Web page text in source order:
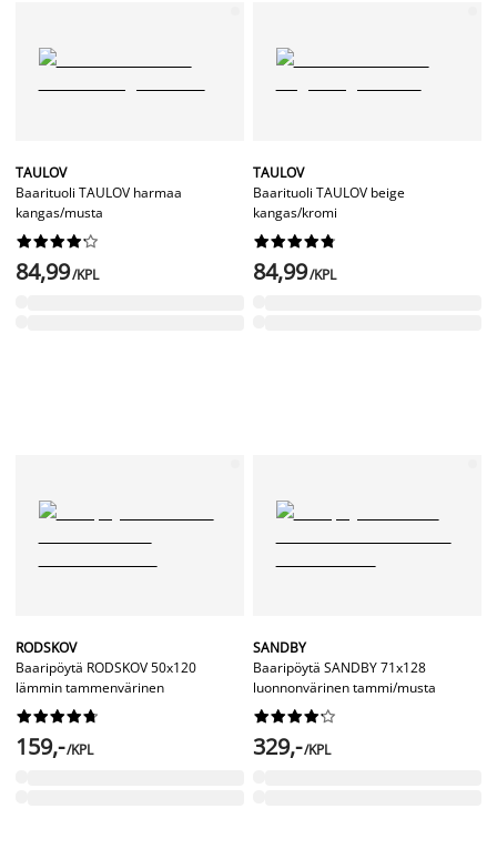
TAULOV
Baarituoli TAULOV harmaa
kangas/musta






84,99/KPL
TAULOV
Baarituoli TAULOV beige
kangas/kromi






84,99/KPL
RODSKOV
Baaripöytä RODSKOV 50x120
lämmin tammenvärinen






159,-/KPL
SANDBY
Baaripöytä SANDBY 71x128
luonnonvärinen tammi/musta






329,-/KPL